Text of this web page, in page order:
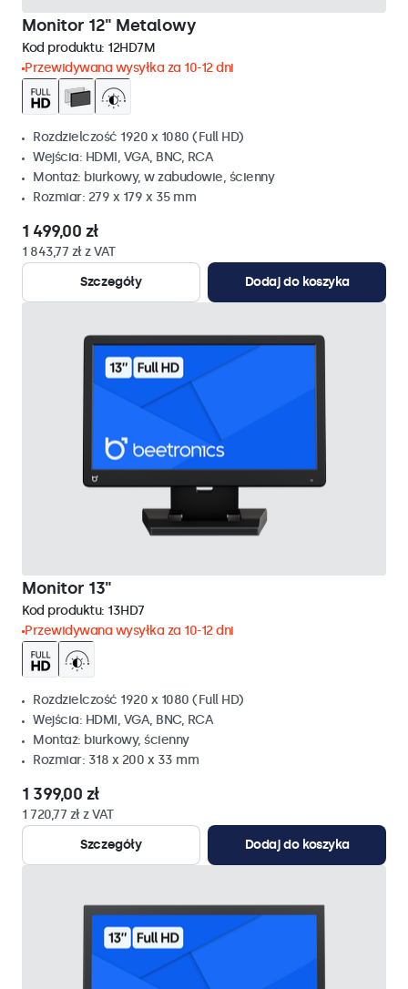
Monitor 12" Metalowy
Kod produktu: 12HD7M
Przewidywana wysyłka za 10-12 dni
Rozdzielczość 1920 x 1080 (Full HD)
Wejścia: HDMI, VGA, BNC, RCA
Montaż: biurkowy, w zabudowie, ścienny
Rozmiar: 279 x 179 x 35 mm
1 499,00 zł
1 843,77 zł z VAT
Szczegóły
Dodaj do koszyka
Monitor 13"
Kod produktu: 13HD7
Przewidywana wysyłka za 10-12 dni
Rozdzielczość 1920 x 1080 (Full HD)
Wejścia: HDMI, VGA, BNC, RCA
Montaż: biurkowy, ścienny
Rozmiar: 318 x 200 x 33 mm
1 399,00 zł
1 720,77 zł z VAT
Szczegóły
Dodaj do koszyka